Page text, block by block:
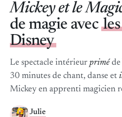
Mickey et le
de magie avec
Disney
Le spectacle intérieur primé
30 minutes de chant, danse et
Mickey en apprenti magicien
Julie